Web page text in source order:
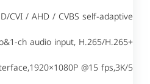
CVI / AHD / CVBS self-adaptive
ch audio input, H.265/H.265+
@15 fps,3K/5